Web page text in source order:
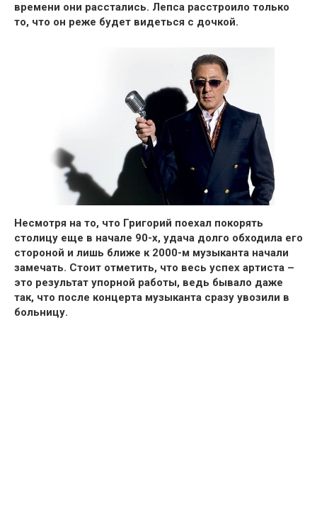
времени они расстались. Лепса расстроило только
то, что он реже будет видеться с дочкой.
Несмотря на то, что Григорий поехал покорять
столицу еще в начале 90-х, удача долго обходила его
стороной и лишь ближе к 2000-м музыканта начали
замечать. Стоит отметить, что весь успех артиста –
это результат упорной работы, ведь бывало даже
так, что после концерта музыканта сразу увозили в
больницу.